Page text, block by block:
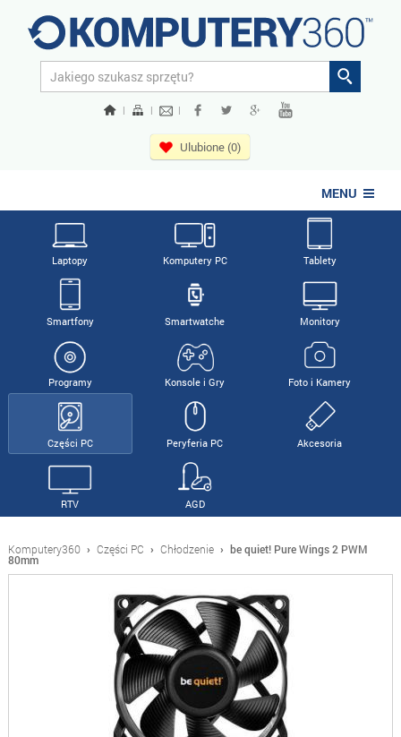
| | |
Ulubione (0)
MENU
Laptopy Komputery PC Tablety
Smartfony Smartwatche Monitory
Programy Konsole i Gry Foto i Kamery
Części PC Peryferia PC Akcesoria
RTV AGD
Komputery360 › Części PC › Chłodzenie › be quiet! Pure Wings 2 PWM
80mm